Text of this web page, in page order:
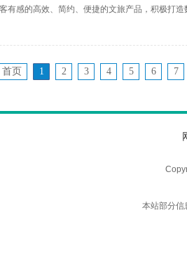
有感的高效、简约、便捷的文旅产品，积极打造
首页 1 2 3 4 5 6 7
本站部分信